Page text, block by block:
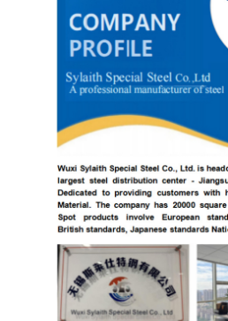
PPGI galvanizou a bobina de aço